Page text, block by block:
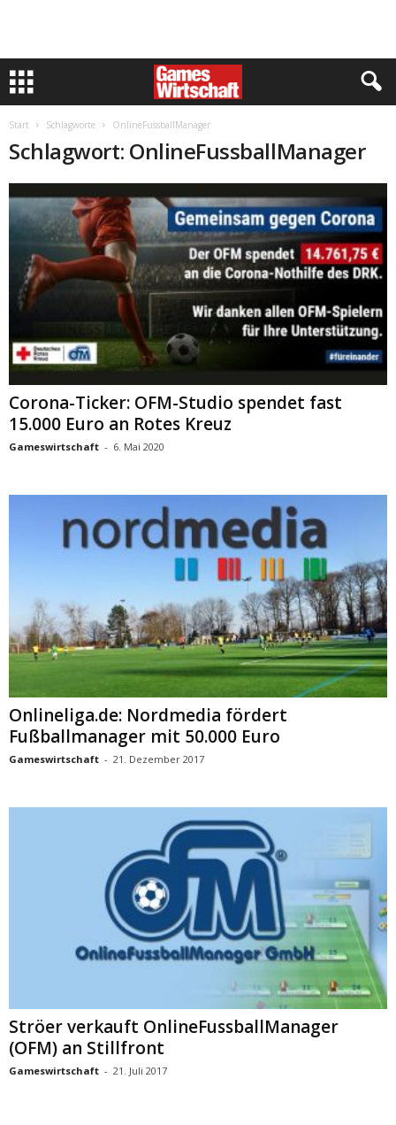
Start Schlagworte OnlineFussballManager
Schlagwort: OnlineFussballManager
Corona-Ticker: OFM-Studio spendet fast
15.000 Euro an Rotes Kreuz
Gameswirtschaft - 6. Mai 2020
Onlineliga.de: Nordmedia fördert
Fußballmanager mit 50.000 Euro
Gameswirtschaft - 21. Dezember 2017
Ströer verkauft OnlineFussballManager
(OFM) an Stillfront
Gameswirtschaft - 21. Juli 2017